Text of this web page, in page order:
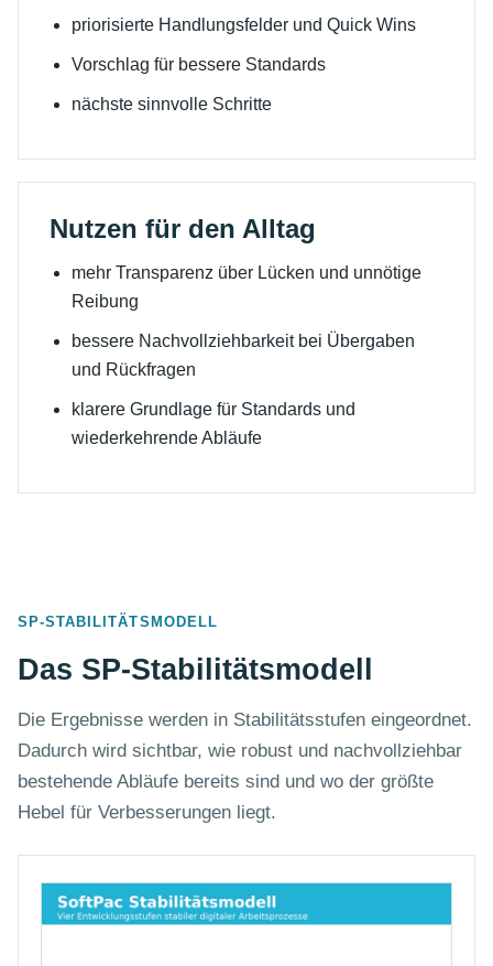
priorisierte Handlungsfelder und Quick Wins
Vorschlag für bessere Standards
nächste sinnvolle Schritte
Nutzen für den Alltag
mehr Transparenz über Lücken und unnötige
Reibung
bessere Nachvollziehbarkeit bei Übergaben
und Rückfragen
klarere Grundlage für Standards und
wiederkehrende Abläufe
SP-STABILITÄTSMODELL
Das SP-Stabilitätsmodell
Die Ergebnisse werden in Stabilitätsstufen eingeordnet.
Dadurch wird sichtbar, wie robust und nachvollziehbar
bestehende Abläufe bereits sind und wo der größte
Hebel für Verbesserungen liegt.